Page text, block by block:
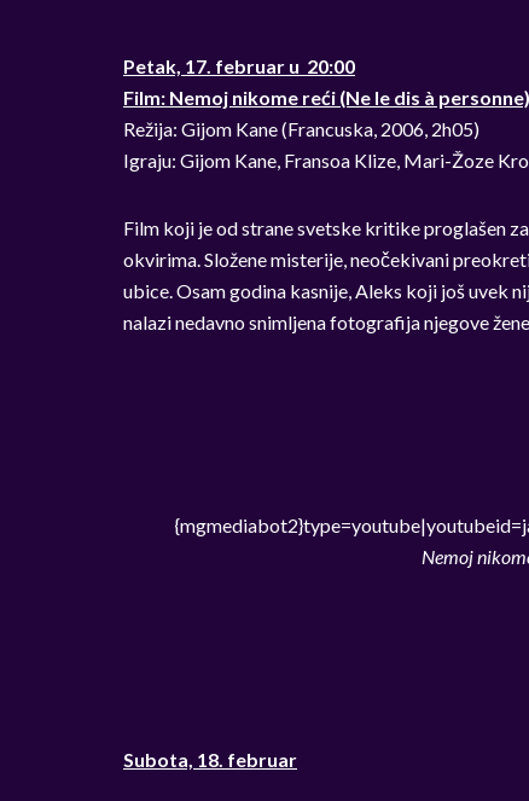
Petak, 17. februar u 20:00
Film: Nemoj nikome reći (Ne le dis à personne)
Režija: Gijom Kane (Francuska, 2006, 2h05)
Igraju: Gijom Kane, Fransoa Klize, Mari-Žoze
Film koji je od strane svetske kritike proglašen
okvirima. Složene misterije, neočekivani
ubice. Osam godina kasnije, Aleks koji još uvek
nalazi nedavno snimljena fotografija njegove
Nemoj
Subota, 18. februar